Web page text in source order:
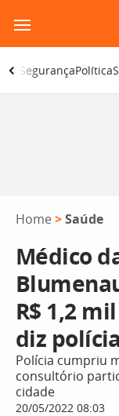
para
o
conteúdo
SegurançaPolítica
Home >Saúde
Médico
R$ 1,2
diz polícia
Polícia cumpriu
consultório
cidade
20/05/2022 08:03